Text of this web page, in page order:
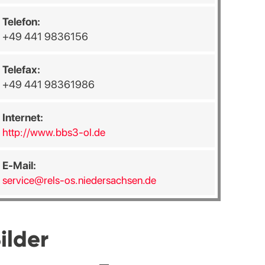
Telefon:
+49 441 9836156
Telefax:
+49 441 98361986
Internet:
http://www.bbs3-ol.de
E-Mail:
service@rels-os.niedersachsen.de